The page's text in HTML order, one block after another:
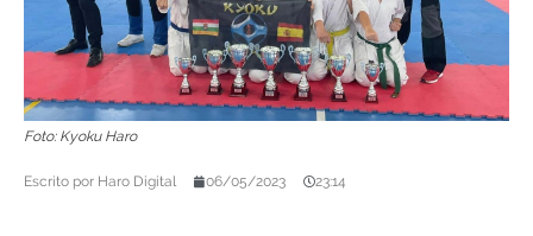
Foto: Kyoku Haro
Escrito por Haro Digital 06/05/2023 23:14